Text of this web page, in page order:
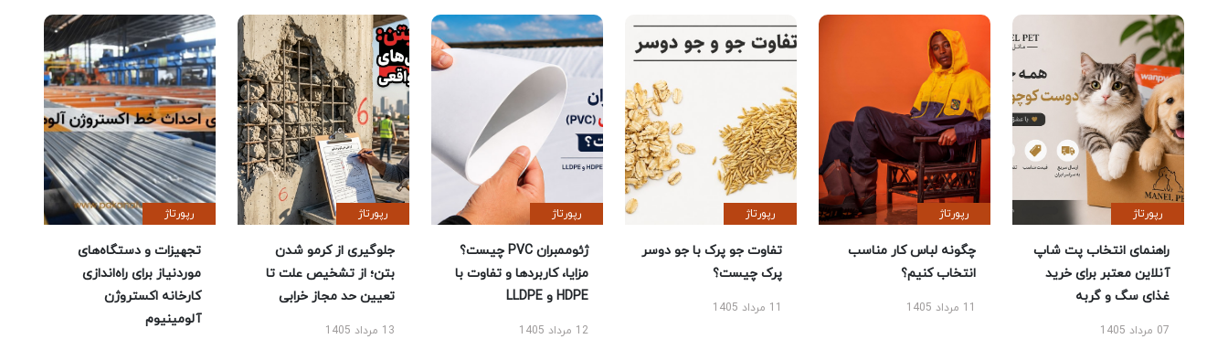
رپورتاژ
راهنمای انتخاب پت شاپ
آنلاین معتبر برای خرید
غذای سگ و گربه
07 مرداد 1405
رپورتاژ
چگونه لباس کار مناسب
انتخاب کنیم؟
11 مرداد 1405
رپورتاژ
تفاوت جو پرک با جو دوسر
پرک چیست؟
11 مرداد 1405
رپورتاژ
ژئوممبران PVC چیست؟
مزایا، کاربردها و تفاوت با
HDPE و LLDPE
12 مرداد 1405
رپورتاژ
جلوگیری از کرمو شدن
بتن؛ از تشخیص علت تا
تعیین حد مجاز خرابی
13 مرداد 1405
رپورتاژ
تجهیزات و دستگاه‌های
موردنیاز برای راه‌اندازی
کارخانه اکستروژن
آلومینیوم